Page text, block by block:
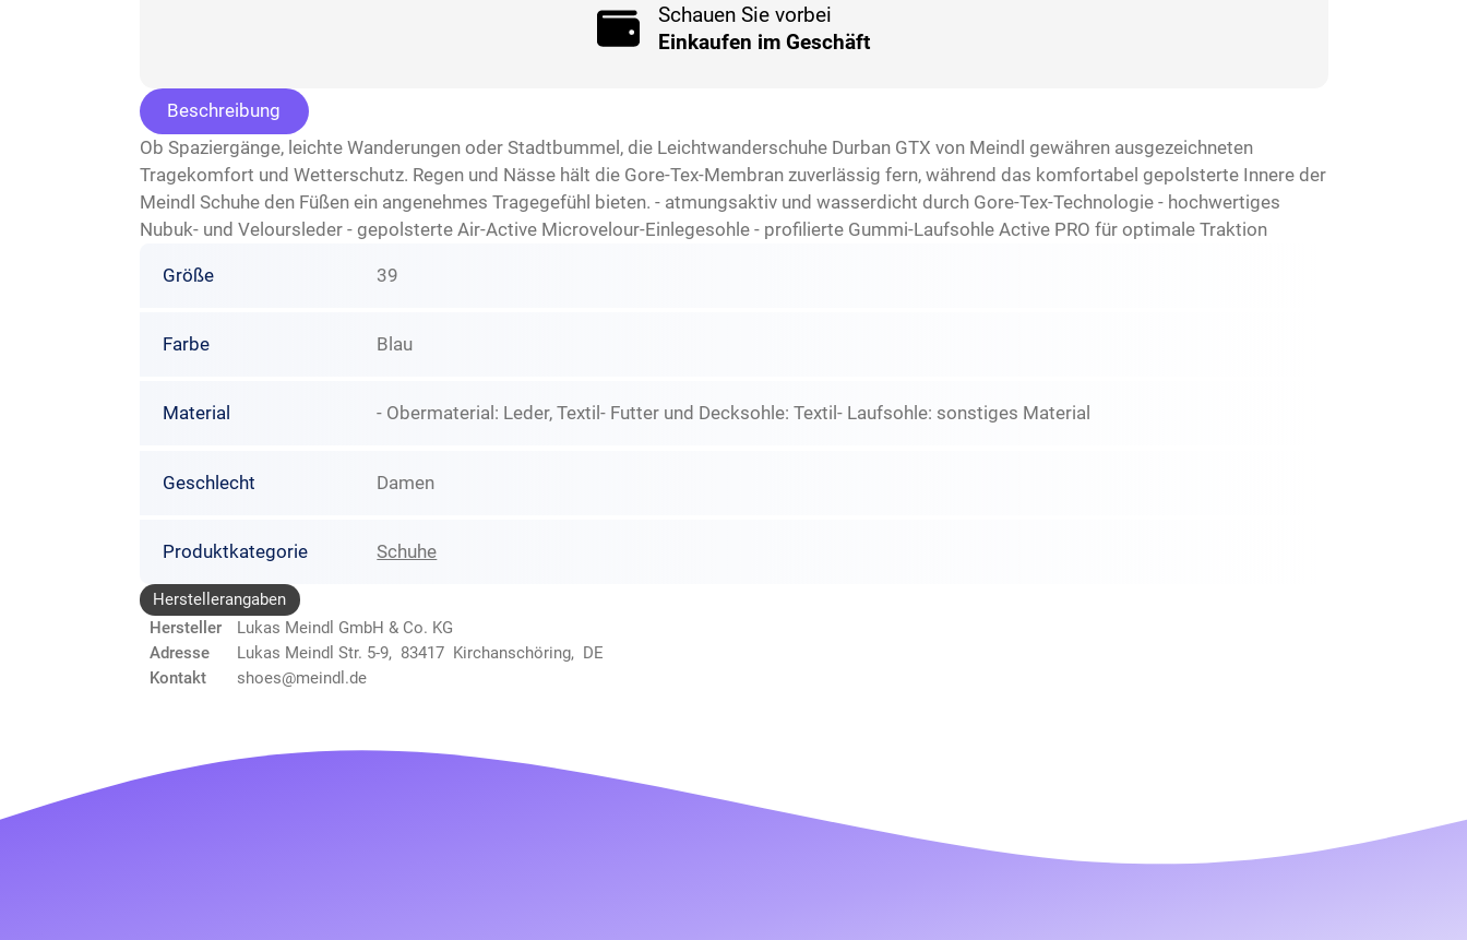
Schauen Sie vorbei
Einkaufen im Geschäft
Beschreibung
Ob Spaziergänge, leichte Wanderungen oder Stadtbummel, die Leichtwanderschuhe Durban GTX von Meindl gewähren ausgezeichneten
Tragekomfort und Wetterschutz. Regen und Nässe hält die Gore-Tex-Membran zuverlässig fern, während das komfortabel gepolsterte Innere der
Meindl Schuhe den Füßen ein angenehmes Tragegefühl bieten. - atmungsaktiv und wasserdicht durch Gore-Tex-Technologie - hochwertiges
Nubuk- und Veloursleder - gepolsterte Air-Active Microvelour-Einlegesohle - profilierte Gummi-Laufsohle Active PRO für optimale Traktion
Größe 39
Farbe Blau
Material - Obermaterial: Leder, Textil- Futter und Decksohle: Textil- Laufsohle: sonstiges Material
Geschlecht Damen
Produktkategorie Schuhe
Herstellerangaben
Hersteller
Lukas Meindl GmbH & Co. KG
Adresse
Lukas Meindl Str. 5-9, 83417 Kirchanschöring, DE
Kontakt
shoes@meindl.de